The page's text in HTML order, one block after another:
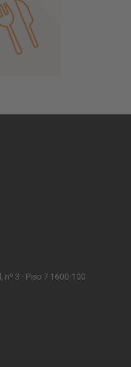
nº 3 - Piso 7 1600-100